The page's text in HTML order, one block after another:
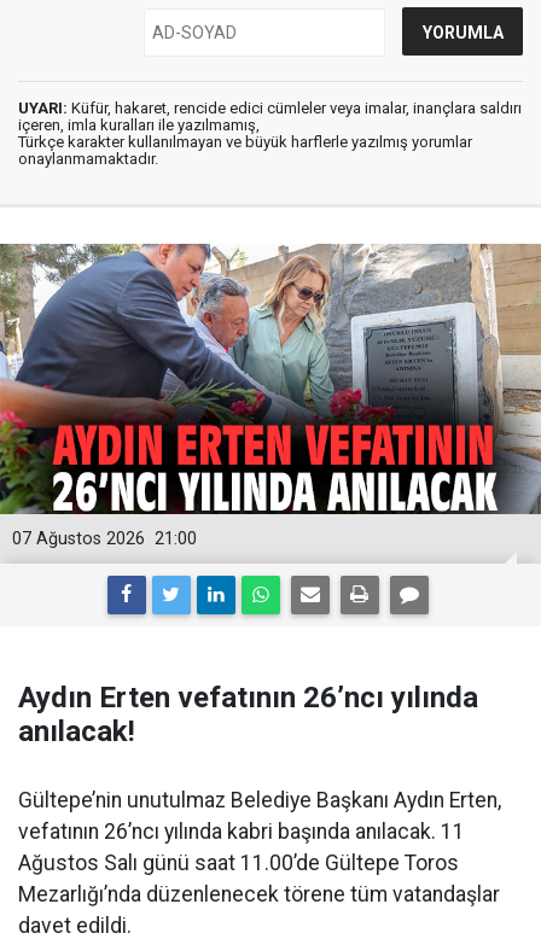
UYARI: Küfür, hakaret, rencide edici cümleler veya imalar, inançlara saldırı
içeren, imla kuralları ile yazılmamış,
Türkçe karakter kullanılmayan ve büyük harflerle yazılmış yorumlar
onaylanmamaktadır.
21:00
07 Ağustos 2026
Aydın Erten vefatının 26’ncı yılında
anılacak!
Gültepe’nin unutulmaz Belediye Başkanı Aydın Erten,
vefatının 26’ncı yılında kabri başında anılacak. 11
Ağustos Salı günü saat 11.00’de Gültepe Toros
Mezarlığı’nda düzenlenecek törene tüm vatandaşlar
davet edildi.